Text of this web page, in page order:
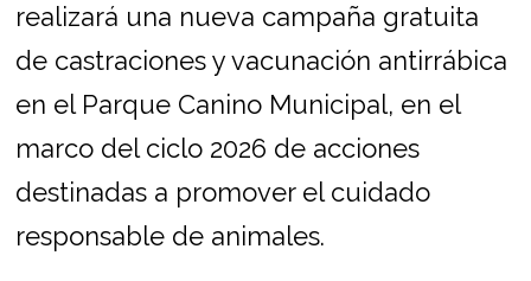
realizará una nueva campaña gratuita
de castraciones y vacunación antirrábica
en el Parque Canino Municipal, en el
marco del ciclo 2026 de acciones
destinadas a promover el cuidado
responsable de animales.